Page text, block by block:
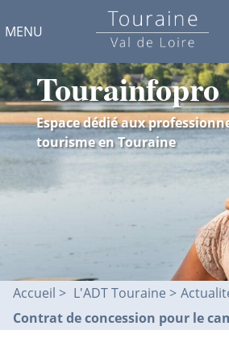
MENU
Tourainfopro
Espace dédié aux
tourisme en Touraine
Accueil L'ADT Touraine >
Contrat de concession pour le